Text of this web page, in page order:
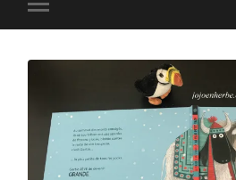
Toggle
mobile